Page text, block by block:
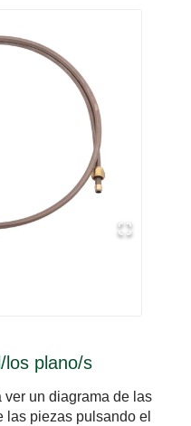
los plano/s
un diagrama de las
piezas pulsando el